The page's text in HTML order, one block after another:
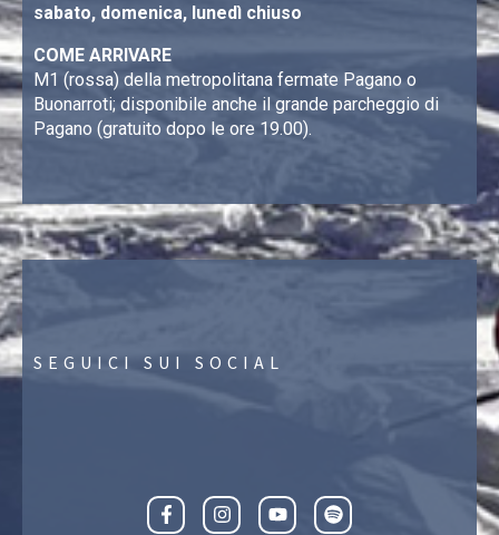
sabato, domenica, lunedì chiuso
COME ARRIVARE
M1 (rossa) della metropolitana fermate Pagano o
Buonarroti; disponibile anche il grande parcheggio di
Pagano (gratuito dopo le ore 19.00).
SEGUICI SUI SOCIAL